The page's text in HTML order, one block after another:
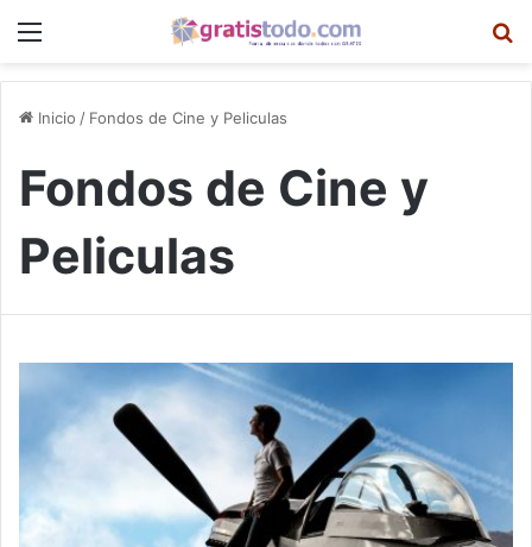
Menú
Inicio / Fondos de Cine y Peliculas
Fondos de Cine y
Peliculas